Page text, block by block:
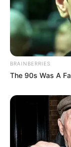
BRAINBERRIES
The 90s Was A